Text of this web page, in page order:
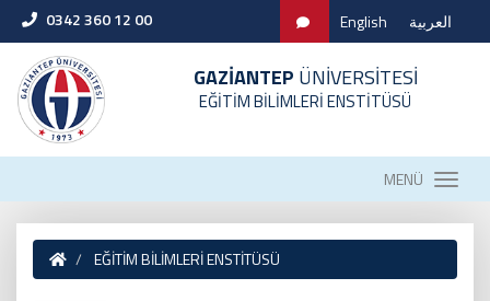
0342 360 12 00 English العربية
GAZİANTEP ÜNİVERSİTESİ
EĞİTİM BİLİMLERİ ENSTİTÜSÜ
MENÜ
EĞİTİM BİLİMLERİ ENSTİTÜSÜ